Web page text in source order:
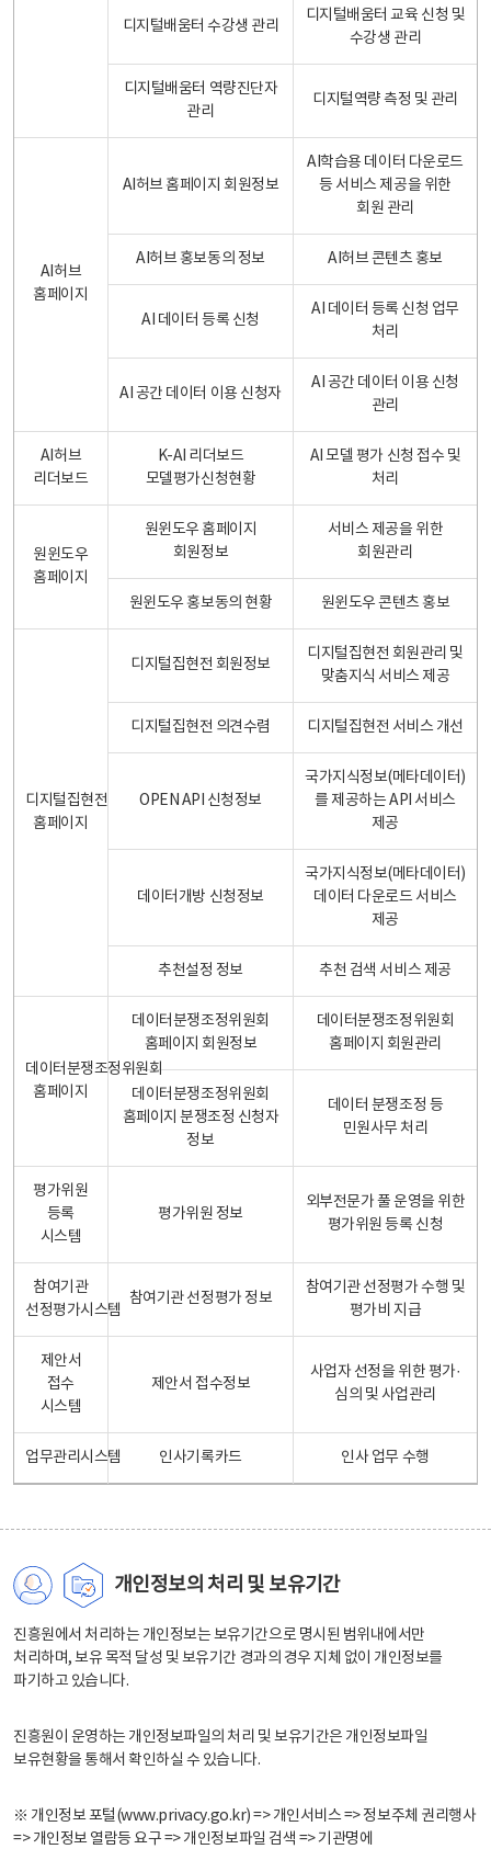
디지털배움터 수강생 관리
디지털배움터 교육 신청 및
수강생 관리
디지털배움터 역량진단자
관리
디지털역량 측정 및 관리
AI허브
홈페이지
AI허브 홈페이지 회원정보
AI학습용 데이터 다운로드
등 서비스 제공을 위한
회원 관리
AI허브 홍보동의 정보 AI허브 콘텐츠 홍보
AI 데이터 등록 신청
AI 데이터 등록 신청 업무
처리
AI 공간 데이터 이용 신청자
AI 공간 데이터 이용 신청
관리
AI허브
리더보드
K-AI 리더보드
모델평가신청현황
AI 모델 평가 신청 접수 및
처리
원윈도우
홈페이지
원윈도우 홈페이지
회원정보
서비스 제공을 위한
회원관리
원윈도우 홍보동의 현황 원윈도우 콘텐츠 홍보
디지털집현전
홈페이지
디지털집현전 회원정보
디지털집현전 회원관리 및
맞춤지식 서비스 제공
디지털집현전 의견수렴 디지털집현전 서비스 개선
OPEN API 신청정보
국가지식정보(메타데이터)
를 제공하는 API 서비스
제공
데이터개방 신청정보
국가지식정보(메타데이터)
데이터 다운로드 서비스
제공
추천설정 정보 추천 검색 서비스 제공
데이터분쟁조정위원회
홈페이지
데이터분쟁조정위원회
홈페이지 회원정보
데이터분쟁조정위원회
홈페이지 회원관리
데이터분쟁조정위원회
홈페이지 분쟁조정 신청자
정보
데이터 분쟁조정 등
민원사무 처리
평가위원
등록
시스템
평가위원 정보
외부전문가 풀 운영을 위한
평가위원 등록 신청
참여기관
선정평가시스템
참여기관 선정평가 정보
참여기관 선정평가 수행 및
평가비 지급
제안서
접수
시스템
제안서 접수정보
사업자 선정을 위한 평가·
심의 및 사업관리
업무관리시스템 인사기록카드 인사 업무 수행
개인정보의 처리 및 보유기간
진흥원에서 처리하는 개인정보는 보유기간으로 명시된 범위내에서만
처리하며, 보유 목적 달성 및 보유기간 경과의 경우 지체 없이 개인정보를
파기하고 있습니다.
진흥원이 운영하는 개인정보파일의 처리 및 보유기간은 개인정보파일
보유현황을 통해서 확인하실 수 있습니다.
※ 개인정보 포털(www.privacy.go.kr) => 개인서비스 => 정보주체 권리행사
=> 개인정보 열람등 요구 => 개인정보파일 검색 => 기관명에